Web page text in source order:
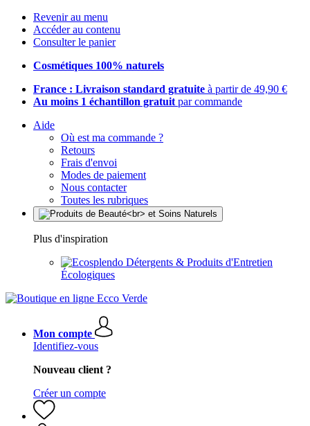
Revenir au menu
Accéder au contenu
Consulter le panier
Cosmétiques 100% naturels
France : Livraison standard gratuite à partir de 49,90 €
Au moins 1 échantillon gratuit par commande
Aide
Où est ma commande ?
Retours
Frais d'envoi
Modes de paiement
Nous contacter
Toutes les rubriques
Plus d'inspiration
Détergents & Produits d'Entretien
Écologiques
Mon compte
Identifiez-vous
Nouveau client ?
Créer un compte